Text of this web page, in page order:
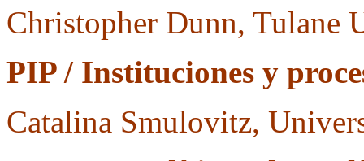
Christopher Dunn, Tulane
PIP / Instituciones y
Catalina Smulovitz,